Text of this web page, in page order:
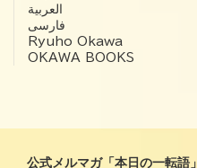
العربية‏
فارسی
Ryuho Okawa
OKAWA BOOKS
公式メルマガ「本日の一転語」